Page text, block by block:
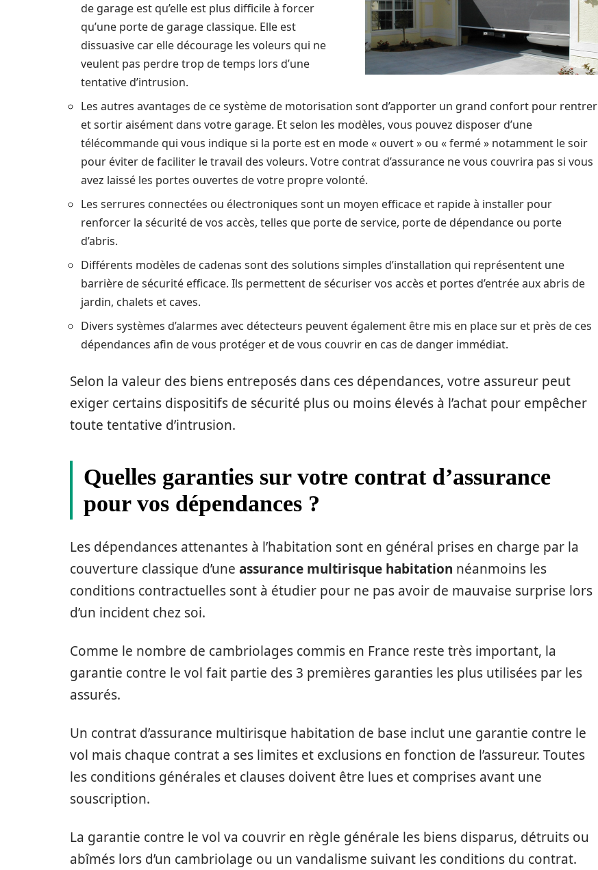
de garage est qu’elle est plus difficile à forcer
qu’une porte de garage classique. Elle est
dissuasive car elle décourage les voleurs qui ne
veulent pas perdre trop de temps lors d’une
tentative d’intrusion.
Les autres avantages de ce système de motorisation sont d’apporter un grand confort pour rentrer
et sortir aisément dans votre garage. Et selon les modèles, vous pouvez disposer d’une
télécommande qui vous indique si la porte est en mode « ouvert » ou « fermé » notamment le soir
pour éviter de faciliter le travail des voleurs. Votre contrat d’assurance ne vous couvrira pas si vous
avez laissé les portes ouvertes de votre propre volonté.
Les serrures connectées ou électroniques sont un moyen efficace et rapide à installer pour
renforcer la sécurité de vos accès, telles que porte de service, porte de dépendance ou porte
d’abris.
Différents modèles de cadenas sont des solutions simples d’installation qui représentent une
barrière de sécurité efficace. Ils permettent de sécuriser vos accès et portes d’entrée aux abris de
jardin, chalets et caves.
Divers systèmes d’alarmes avec détecteurs peuvent également être mis en place sur et près de ces
dépendances afin de vous protéger et de vous couvrir en cas de danger immédiat.
Selon la valeur des biens entreposés dans ces dépendances, votre assureur peut
exiger certains dispositifs de sécurité plus ou moins élevés à l’achat pour empêcher
toute tentative d’intrusion.
Quelles garanties sur votre contrat d’assurance
pour vos dépendances ?
Les dépendances attenantes à l’habitation sont en général prises en charge par la
couverture classique d’une assurance multirisque habitation néanmoins les
conditions contractuelles sont à étudier pour ne pas avoir de mauvaise surprise lors
d’un incident chez soi.
Comme le nombre de cambriolages commis en France reste très important, la
garantie contre le vol fait partie des 3 premières garanties les plus utilisées par les
assurés.
Un contrat d’assurance multirisque habitation de base inclut une garantie contre le
vol mais chaque contrat a ses limites et exclusions en fonction de l’assureur. Toutes
les conditions générales et clauses doivent être lues et comprises avant une
souscription.
La garantie contre le vol va couvrir en règle générale les biens disparus, détruits ou
abîmés lors d’un cambriolage ou un vandalisme suivant les conditions du contrat.